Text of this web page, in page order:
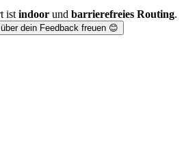
ist indoor und barrierefreies Routing.
dein Feedback freuen 😊